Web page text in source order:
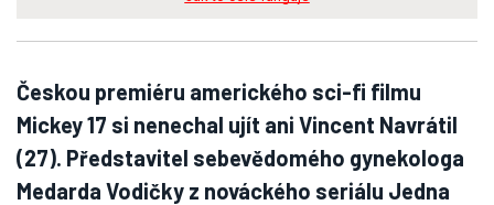
Českou premiéru amerického sci-fi filmu
Mickey 17 si nenechal ujít ani Vincent Navrátil
(27). Představitel sebevědomého gynekologa
Medarda Vodičky z nováckého seriálu Jedna